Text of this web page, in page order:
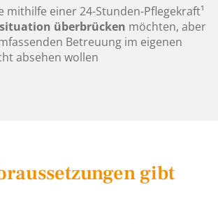
mithilfe einer 24-Stunden-Pflegekraft¹
überbrücken möchten, aber
Betreuung im eigenen
absehen wollen
gibt